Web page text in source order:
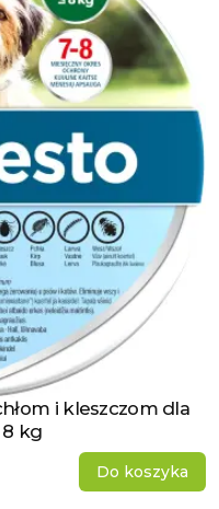
i kleszczom dla
8 kg
Do koszyka